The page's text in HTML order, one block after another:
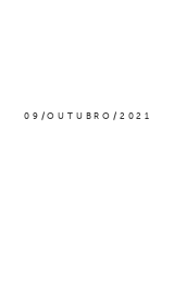
09/OUTUBRO/2021